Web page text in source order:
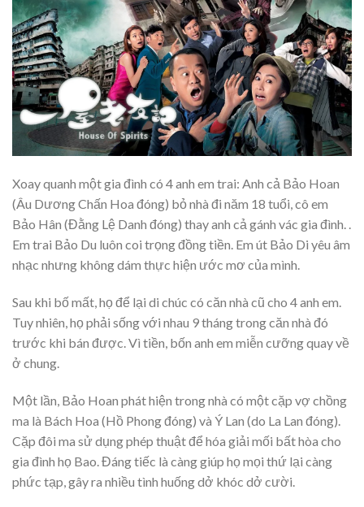
Xoay quanh một gia đình có 4 anh em trai: Anh cả Bảo Hoan
(Âu Dương Chấn Hoa đóng) bỏ nhà đi năm 18 tuổi, cô em
Bảo Hân (Đằng Lệ Danh đóng) thay anh cả gánh vác gia đình. .
Em trai Bảo Du luôn coi trọng đồng tiền. Em út Bảo Di yêu âm
nhạc nhưng không dám thực hiện ước mơ của mình.
Sau khi bố mất, họ để lại di chúc có căn nhà cũ cho 4 anh em.
Tuy nhiên, họ phải sống với nhau 9 tháng trong căn nhà đó
trước khi bán được. Vì tiền, bốn anh em miễn cưỡng quay về
ở chung.
Một lần, Bảo Hoan phát hiện trong nhà có một cặp vợ chồng
ma là Bách Hoa (Hồ Phong đóng) và Ý Lan (do La Lan đóng).
Cặp đôi ma sử dụng phép thuật để hóa giải mối bất hòa cho
gia đình họ Bao. Đáng tiếc là càng giúp họ mọi thứ lại càng
phức tạp, gây ra nhiều tình huống dở khóc dở cười.